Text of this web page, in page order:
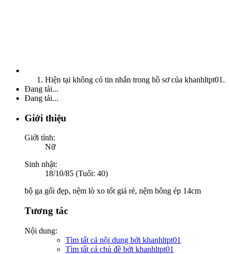
Hiện tại không có tin nhắn trong hồ sơ của khanhltpt01.
Đang tải...
Đang tải...
Giới thiệu
Giới tính:
Nữ
Sinh nhật:
18/10/85 (Tuổi: 40)
bộ ga gối đẹp, nệm lò xo tốt giá rẻ, nệm bông ép 14cm
Tương tác
Nội dung:
Tìm tất cả nội dung bởi khanhltpt01
Tìm tất cả chủ đề bởi khanhltpt01